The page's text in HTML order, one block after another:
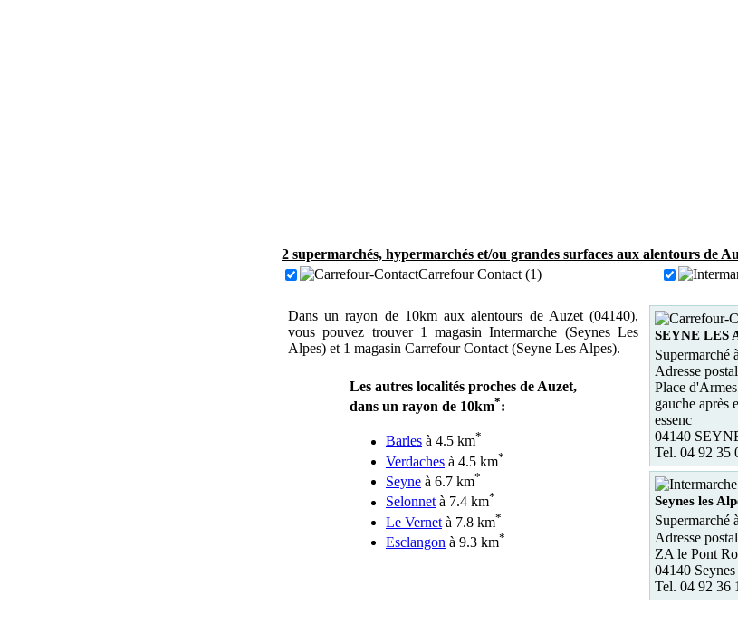
2 supermarchés, hypermarchés et/ou grandes surfaces aux alentours de
Carrefour Contact (1)
Dans un rayon de 10km aux alentours de Auzet (04140),
vous pouvez trouver 1 magasin Intermarche (Seynes Les
Alpes) et 1 magasin Carrefour Contact (Seyne Les Alpes).
Les autres localités proches de Auzet,
dans un rayon de 10km*:
Barles à 4.5 km*
Verdaches à 4.5 km*
Seyne à 6.7 km*
Selonnetà 7.4 km*
Le Vernet à 7.8 km*
Esclangon à 9.3 km*
SEYNE LES
Supermarché
Adresse
Place
gauche après
essenc
04140
Tel. 04 92 35
Seynes les
Supermarché
Adresse
ZA le Pont
04140
Tel. 04 92 36